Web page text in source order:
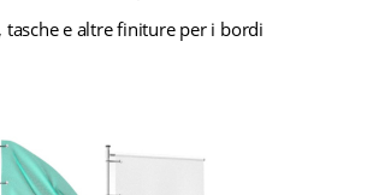
tasche e altre finiture per i bordi